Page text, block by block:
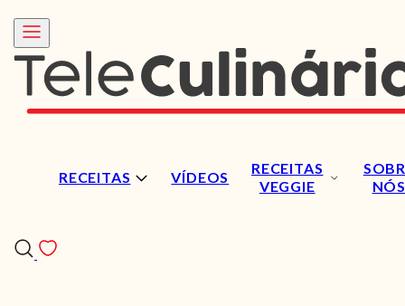
RECEITAS VÍDEOS
RECEITAS
VEGGIE
NÓS